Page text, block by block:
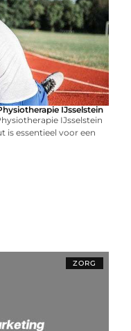
IJsselstein
IJsselstein
is essentieel voor een
ZORG